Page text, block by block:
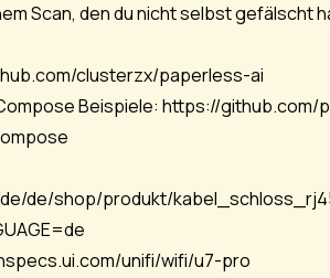
Scan, den du nicht selbst gefälscht
clusterzx/paperless-ai
Beispiele: https://github.com/
de/shop/produkt/
unifi/wifi/u7-pro